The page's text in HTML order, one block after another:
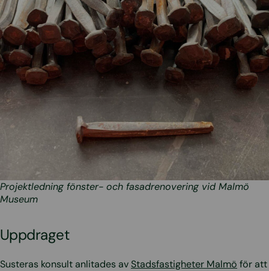
Projektledning fönster- och fasadrenovering vid Malmö
Museum
Uppdraget
Susteras konsult anlitades av Stadsfastigheter Malmö för att